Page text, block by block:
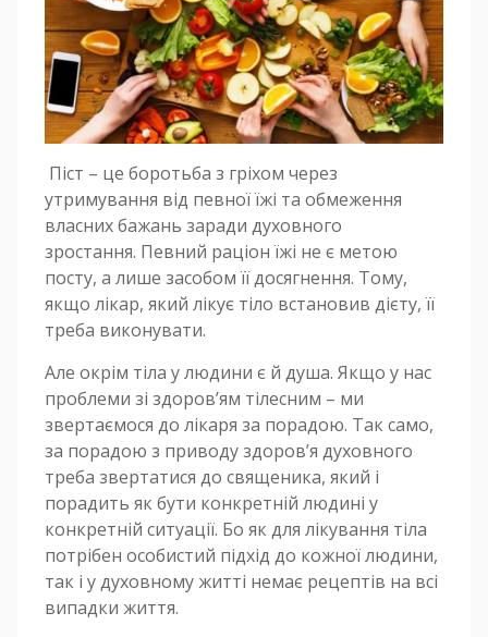
Піст – це боротьба з гріхом через
утримування від певної їжі та обмеження
власних бажань заради духовного
зростання. Певний раціон їжі не є метою
посту, а лише засобом її досягнення. Тому,
якщо лікар, який лікує тіло встановив дієту, її
треба виконувати.
Але окрім тіла у людини є й душа. Якщо у нас
проблеми зі здоров’ям тілесним – ми
звертаємося до лікаря за порадою. Так само,
за порадою з приводу здоров’я духовного
треба звертатися до священика, який і
порадить як бути конкретній людині у
конкретній ситуації. Бо як для лікування тіла
потрібен особистий підхід до кожної людини,
так і у духовному житті немає рецептів на всі
випадки життя.